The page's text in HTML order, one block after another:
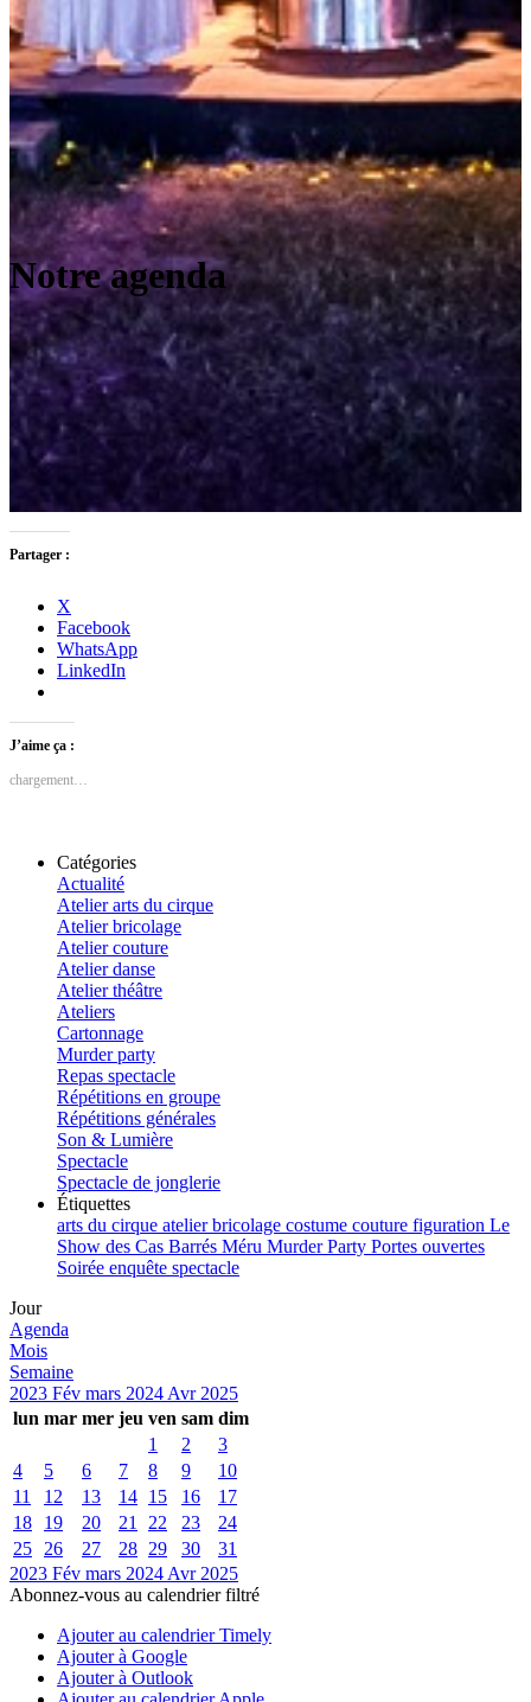
Notre agenda
Partager :
X
Facebook
WhatsApp
LinkedIn
J’aime ça :
chargement…
Catégories
Actualité
Atelier arts du cirque
Atelier bricolage
Atelier couture
Atelier danse
Atelier théâtre
Ateliers
Cartonnage
Murder party
Repas spectacle
Répétitions en groupe
Répétitions générales
Son & Lumière
Spectacle
Spectacle de jonglerie
Étiquettes
arts du cirque atelierbricolage costume couture figuration Le
Show des Cas Barrés Méru Murder Party Portes ouvertes
Soirée enquête spectacle
Jour
Agenda
Mois
Semaine
2023 Fév mars 2024 Avr 2025
lun mar mer jeu ven sam dim
1
2
3
4
5 6 7 8 9
10
11
12 13 14 15 16
17
18
19 20 21 22 23
24
25
26 27 28 29 30
31
2023 Fév mars 2024 Avr 2025
Abonnez-vous au calendrier filtré
Ajouter au calendrier Timely
Ajouter à Google
Ajouter à Outlook